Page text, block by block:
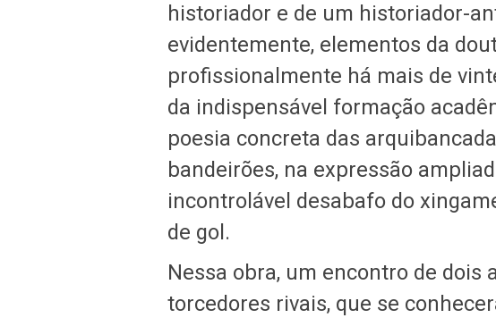
historiador e de um historiador-
evidentemente, elementos da
profissionalmente há mais de
da indispensável formação
poesia concreta das
bandeirões, na expressão
incontrolável desabafo do
de gol.
Nessa obra, um encontro de dois
torcedores rivais, que se